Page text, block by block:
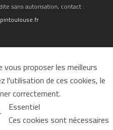
sans autorisation, contact :
proposer les meilleurs
l'utilisation de ces cookies, le
correctement.
Essentiel
Ces cookies sont nécessaires